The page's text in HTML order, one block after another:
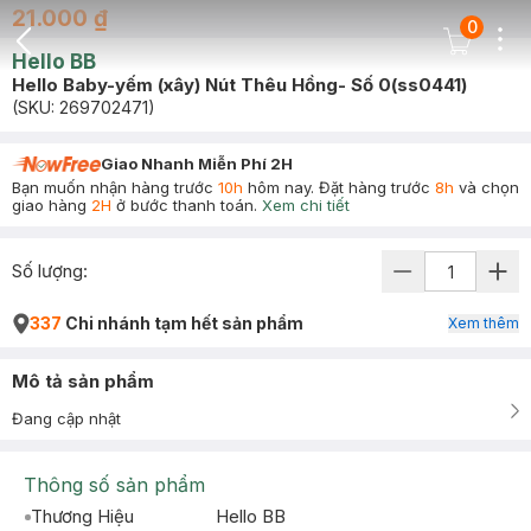
Back Icon
Cart Icon
0
21.000 ₫
Hello BB
Hello Baby-yếm (xây) Nút Thêu Hồng- Số 0(ss0441)
(SKU: 269702471)
Giao Nhanh Miễn Phí 2H
Bạn muốn nhận hàng trước 10h hôm nay. Đặt hàng trước 8h và chọn
giao hàng 2H ở bước thanh toán. Xem chi tiết
Số lượng:
337 Chi nhánh tạm hết sản phẩm Xem thêm
Mô tả sản phẩm
Đang cập nhật
Thông số sản phẩm
Thương Hiệu Hello BB